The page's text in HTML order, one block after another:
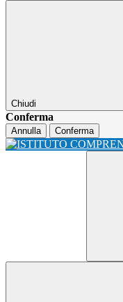
Chiudi
Conferma
Annulla Conferma